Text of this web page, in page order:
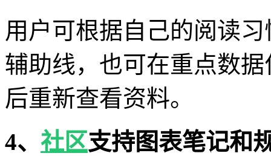
用户可根据自己的阅读
辅助线，也可在重点数
后重新查看资料。
4、 社区支持图表笔记和